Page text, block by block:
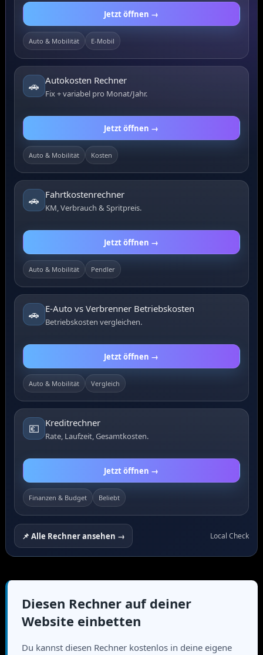
Jetzt öffnen →
Auto & Mobilität E-Mobil
🚗 Autokosten Rechner
Fix + variabel pro Monat/Jahr.
Jetzt öffnen →
Auto & Mobilität Kosten
🚗 Fahrtkostenrechner
KM, Verbrauch & Spritpreis.
Jetzt öffnen →
Auto & Mobilität Pendler
🚗 E-Auto vs Verbrenner Betriebskosten
Betriebskosten vergleichen.
Jetzt öffnen →
Auto & Mobilität Vergleich
💶 Kreditrechner
Rate, Laufzeit, Gesamtkosten.
Jetzt öffnen →
Finanzen & Budget Beliebt
📌 Alle Rechner ansehen → Local Check
Diesen Rechner auf deiner
Website einbetten
Du kannst diesen Rechner kostenlos in deine eigene